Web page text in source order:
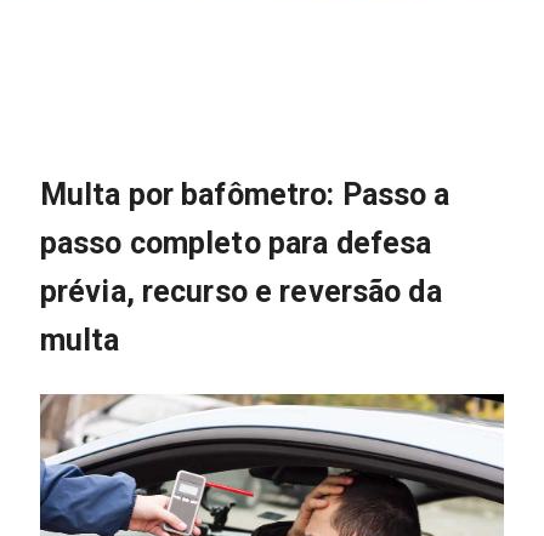
Multa por bafômetro: Passo a
passo completo para defesa
prévia, recurso e reversão da
multa